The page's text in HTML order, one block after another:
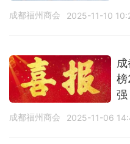
成都福州商会 2025-11-10
榜
强
成都福州商会 2025-11-06